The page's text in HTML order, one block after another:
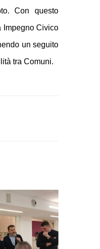
Con questo
Impegno Civico
un seguito
tra Comuni.